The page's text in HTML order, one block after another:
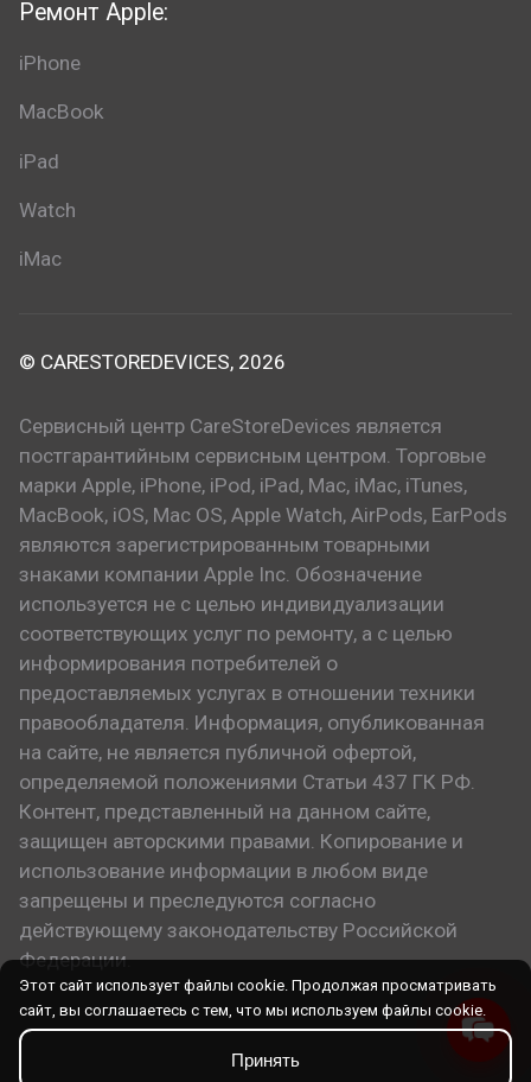
Ремонт Apple:
iPhone
MacBook
iPad
Watch
iMac
© CARESTOREDEVICES, 2026
Сервисный центр CareStoreDevices является
постгарантийным сервисным центром. Торговые
марки Apple, iPhone, iPod, iPad, Mac, iMac, iTunes,
MacBook, iOS, Mac OS, Apple Watch, AirPods, EarPods
являются зарегистрированным товарными
знаками компании Apple Inc. Обозначение
используется не с целью индивидуализации
соответствующих услуг по ремонту, а с целью
информирования потребителей о
предоставляемых услугах в отношении техники
правообладателя. Информация, опубликованная
на сайте, не является публичной офертой,
определяемой положениями Статьи 437 ГК РФ.
Контент, представленный на данном сайте,
защищен авторскими правами. Копирование и
использование информации в любом виде
запрещены и преследуются согласно
действующему законодательству Российской
Федерации.
Этот сайт использует файлы cookie. Продолжая просматривать
сайт, вы соглашаетесь с тем, что мы используем файлы cookie.
Принять